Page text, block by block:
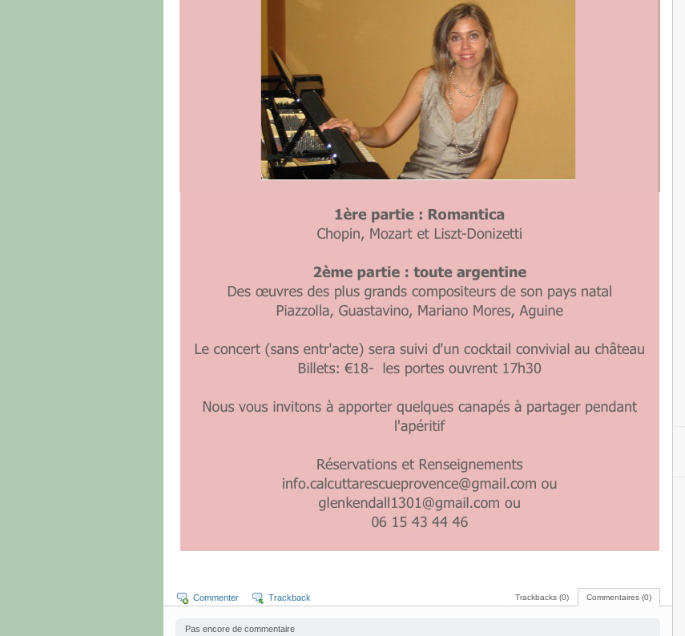
Commentaires (0)
Trackbacks (0)
Commenter Trackback
Pas encore de commentaire